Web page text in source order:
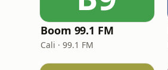
Boom 99.1 FM
Cali · 99.1 FM